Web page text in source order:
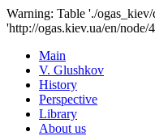
Warning: Table './
'http://ogas.kiev.ua/en/
Main
V. Glushkov
History
Perspective
Library
About us